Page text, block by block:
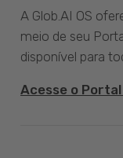
A Glob.AI OS
meio de seu
disponível para
Acesse o Portal